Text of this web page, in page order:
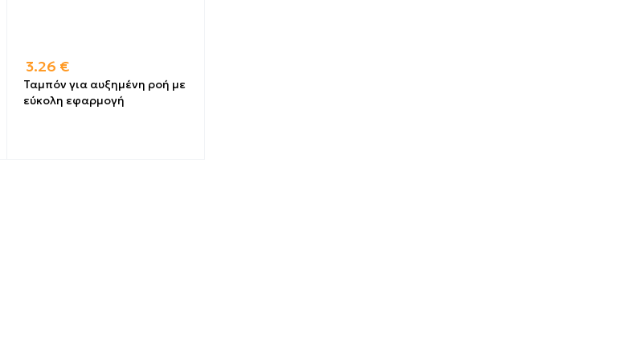
3.26 €
Ταμπόν για αυξημένη ροή με
εύκολη εφαρμογή